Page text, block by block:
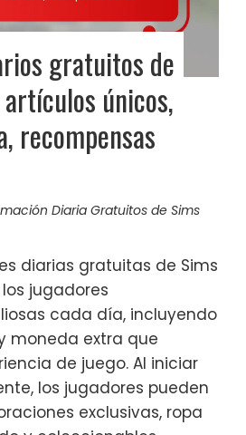
gratuitos de
únicos,
recompensas
Diaria Gratuitos de Sims
diarias gratuitas de Sims
jugadores
cada día, incluyendo
moneda extra que
de juego. Al iniciar
los jugadores pueden
exclusivas, ropa